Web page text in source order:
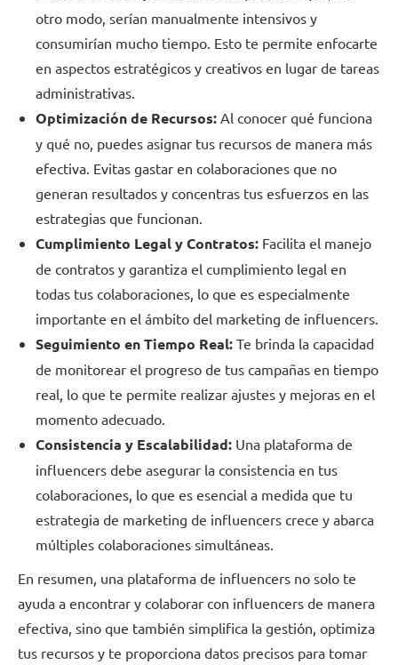
otro modo, serían manualmente intensivos y
consumirían mucho tiempo. Esto te permite enfocarte
en aspectos estratégicos y creativos en lugar de tareas
administrativas.
Optimización de Recursos: Al conocer qué funciona
y qué no, puedes asignar tus recursos de manera más
efectiva. Evitas gastar en colaboraciones que no
generan resultados y concentras tus esfuerzos en las
estrategias que funcionan.
Cumplimiento Legal y Contratos: Facilita el manejo
de contratos y garantiza el cumplimiento legal en
todas tus colaboraciones, lo que es especialmente
importante en el ámbito del marketing de influencers.
Seguimiento en Tiempo Real: Te brinda la capacidad
de monitorear el progreso de tus campañas en tiempo
real, lo que te permite realizar ajustes y mejoras en el
momento adecuado.
Consistencia y Escalabilidad: Una plataforma de
influencers debe asegurar la consistencia en tus
colaboraciones, lo que es esencial a medida que tu
estrategia de marketing de influencers crece y abarca
múltiples colaboraciones simultáneas.
En resumen, una plataforma de influencers no solo te
ayuda a encontrar y colaborar con influencers de manera
efectiva, sino que también simplifica la gestión, optimiza
tus recursos y te proporciona datos precisos para tomar